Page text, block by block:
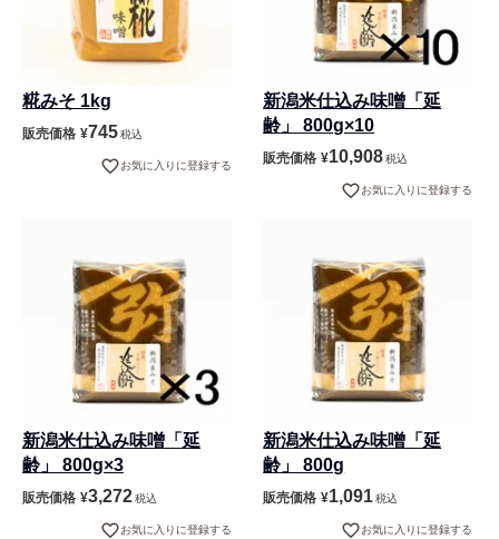
糀みそ 1kg
販売価格 ¥745税込
お気に入りに登録する
新潟米仕込み味噌「延
齢」 800g×10
販売価格 ¥10,908 税込
お気に入りに登録する
新潟米仕込み味噌「延
齢」 800g×3
販売価格 ¥3,272税込
お気に入りに登録する
新潟米仕込み味噌「延
齢」 800g
販売価格 ¥1,091 税込
お気に入りに登録する